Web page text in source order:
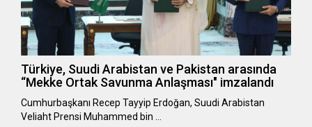
Türkiye, Suudi Arabistan ve Pakistan arasında
“Mekke Ortak Savunma Anlaşması" imzalandı
Cumhurbaşkanı Recep Tayyip Erdoğan, Suudi Arabistan
Veliaht Prensi Muhammed bin …